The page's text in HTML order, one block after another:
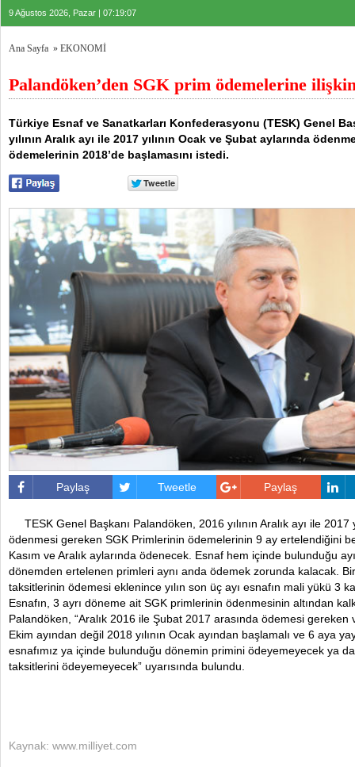
9 Ağustos 2026, Pazar | 07:19:07
Ana Sayfa » EKONOMİ
Palandöken’den SGK prim ödemelerine
Türkiye Esnaf ve Sanatkarları Konfederasyonu (TESK) Genel
yılının Aralık ayı ile 2017 yılının Ocak ve Şubat aylarında
ödemelerinin 2018’de başlamasını istedi.
Paylaş Tweetle Paylaş
TESK Genel Başkanı Palandöken, 2016 yılının Aralık ayı ile 2017
ödenmesi gereken SGK Primlerinin ödemelerinin 9 ay ertelendiğini
Kasım ve Aralık aylarında ödenecek. Esnaf hem içinde bulunduğu
dönemden ertelenen primleri aynı anda ödemek zorunda kalacak.
taksitlerinin ödemesi eklenince yılın son üç ayı esnafın mali yükü 3
Esnafın, 3 ayrı döneme ait SGK primlerinin ödenmesinin altından
Palandöken, “Aralık 2016 ile Şubat 2017 arasında ödemesi
Ekim ayından değil 2018 yılının Ocak ayından başlamalı ve 6 aya
esnafımız ya içinde bulunduğu dönemin primini ödeyemeyecek ya
taksitlerini ödeyemeyecek” uyarısında bulundu.
Kaynak: www.milliyet.com